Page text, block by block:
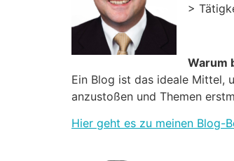
>
Warum
Ein Blog ist das ideale Mittel,
anzustoßen und Themen
Hier geht es zu meinen Blog-